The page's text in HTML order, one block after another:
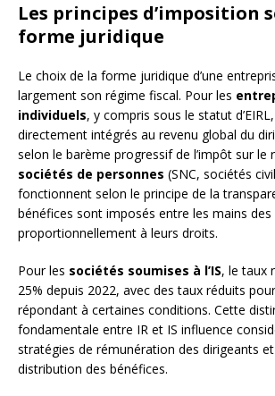
Les principes d’imposition
forme juridique
Le choix de la forme juridique d’une
largement son régime fiscal. Pour les
individuels, y compris sous le statut
directement intégrés au revenu global du
selon le barème progressif de l’impôt sur le
sociétés de personnes (SNC, sociétés
fonctionnent selon le principe de la
bénéfices sont imposés entre les mains des
proportionnellement à leurs droits.
Pour les sociétés soumises à l’IS, le taux
25% depuis 2022, avec des taux réduits
répondant à certaines conditions. Cette
fondamentale entre IR et IS influence
stratégies de rémunération des dirigeants
distribution des bénéfices.